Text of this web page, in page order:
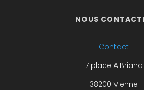
NOUS
Contact
7 place A.Briand
38200 Vienne